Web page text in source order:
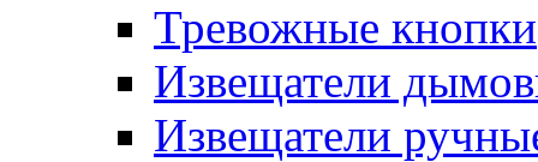
Тревожные кнопки
Извещатели
Извещатели